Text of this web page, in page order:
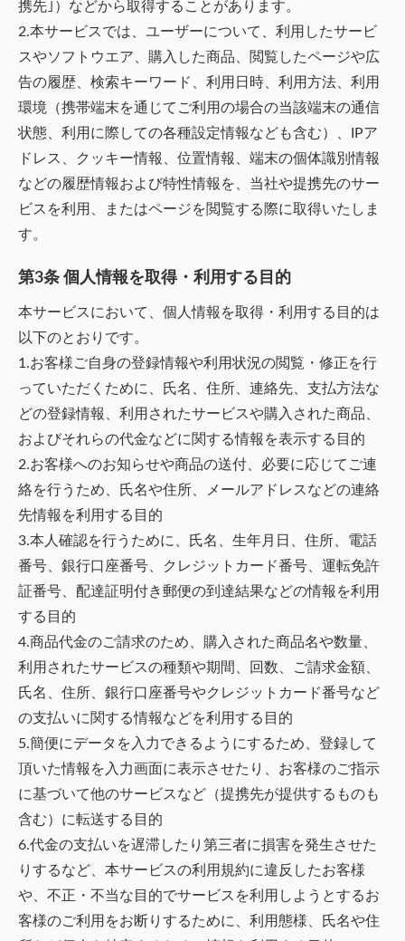
携先｣）などから取得することがあります。
2.本サービスでは、ユーザーについて、利用したサービ
スやソフトウエア、購入した商品、閲覧したページや広
告の履歴、検索キーワード、利用日時、利用方法、利用
環境（携帯端末を通じてご利用の場合の当該端末の通信
状態、利用に際しての各種設定情報なども含む）、IPア
ドレス、クッキー情報、位置情報、端末の個体識別情報
などの履歴情報および特性情報を、当社や提携先のサー
ビスを利用、またはページを閲覧する際に取得いたしま
す。
第3条 個人情報を取得・利用する目的
本サービスにおいて、個人情報を取得・利用する目的は
以下のとおりです。
1.お客様ご自身の登録情報や利用状況の閲覧・修正を行
っていただくために、氏名、住所、連絡先、支払方法な
どの登録情報、利用されたサービスや購入された商品、
およびそれらの代金などに関する情報を表示する目的
2.お客様へのお知らせや商品の送付、必要に応じてご連
絡を行うため、氏名や住所、メールアドレスなどの連絡
先情報を利用する目的
3.本人確認を行うために、氏名、生年月日、住所、電話
番号、銀行口座番号、クレジットカード番号、運転免許
証番号、配達証明付き郵便の到達結果などの情報を利用
する目的
4.商品代金のご請求のため、購入された商品名や数量、
利用されたサービスの種類や期間、回数、ご請求金額、
氏名、住所、銀行口座番号やクレジットカード番号など
の支払いに関する情報などを利用する目的
5.簡便にデータを入力できるようにするため、登録して
頂いた情報を入力画面に表示させたり、お客様のご指示
に基づいて他のサービスなど（提携先が提供するものも
含む）に転送する目的
6.代金の支払いを遅滞したり第三者に損害を発生させた
りするなど、本サービスの利用規約に違反したお客様
や、不正・不当な目的でサービスを利用しようとするお
客様のご利用をお断りするために、利用態様、氏名や住